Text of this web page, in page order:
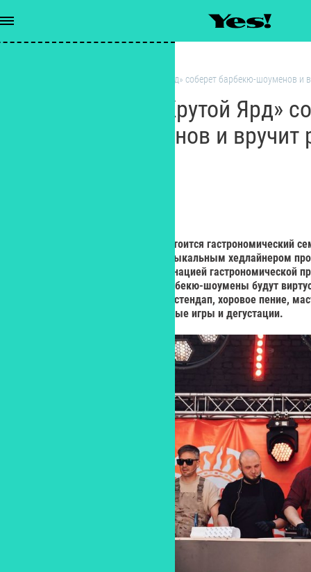
«ЖаритьФест, Крутой Ярд» соберет барбекю-шоуменов и
«ЖаритьФест, Крутой Ярд»
барбекю-шоуменов и вручит
25 июля в Петербурге вновь состоится гастрономический
«ЖаритьФест, Крутой Ярд». Музыкальным хедлайнером
группа «Братья Грим», а кульминацией
«Томагавк», в ходе которого барбекю-шоумены будут
томагавки. Также в программе стендап, хоровое пение,
музыкальное лото, разнообразные игры и дегустации.